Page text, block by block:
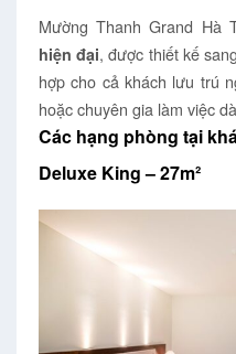
Mường Thanh Grand Hà
hiện đại, được thiết kế
hợp cho cả khách lưu trú
hoặc chuyên gia làm việc
Các hạng phòng tại
Deluxe King – 27m²